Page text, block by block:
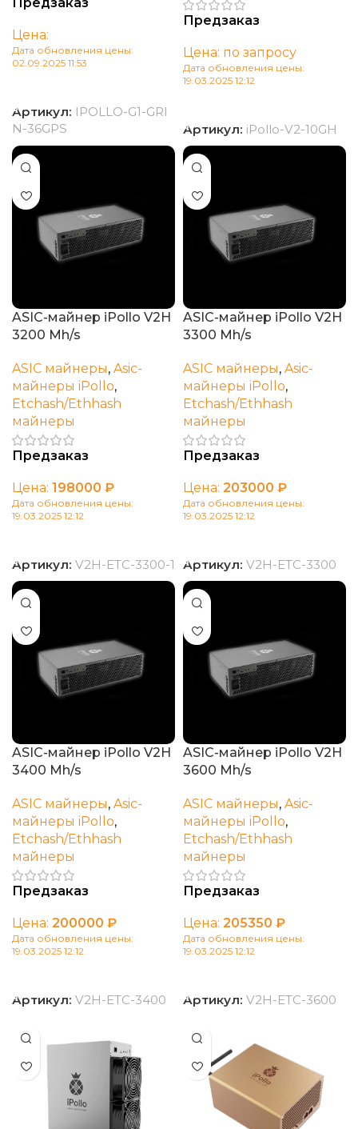
Предзаказ
Цена:
Дата обновления цены:
02.09.2025 11:53
Артикул: IPOLLO-G1-GRI
N-36GPS
Предзаказ
Цена: по запросу
Дата обновления цены:
19.03.2025 12:12
Артикул: iPollo-V2-10GH
ASIC-майнер iPollo V2H
3200 Mh/s
ASIC майнеры, Asic-
майнеры iPollo,
Etchash/Ethhash
майнеры
Предзаказ
Цена: 198000 ₽
Дата обновления цены:
19.03.2025 12:12
Артикул: V2H-ETC-3300-1
ASIC-майнер iPollo V2H
3300 Mh/s
ASIC майнеры, Asic-
майнеры iPollo,
Etchash/Ethhash
майнеры
Предзаказ
Цена: 203000 ₽
Дата обновления цены:
19.03.2025 12:12
Артикул: V2H-ETC-3300
ASIC-майнер iPollo V2H
3400 Mh/s
ASIC майнеры, Asic-
майнеры iPollo,
Etchash/Ethhash
майнеры
Предзаказ
Цена: 200000 ₽
Дата обновления цены:
19.03.2025 12:12
Артикул: V2H-ETC-3400
ASIC-майнер iPollo V2H
3600 Mh/s
ASIC майнеры, Asic-
майнеры iPollo,
Etchash/Ethhash
майнеры
Предзаказ
Цена: 205350 ₽
Дата обновления цены:
19.03.2025 12:12
Артикул: V2H-ETC-3600